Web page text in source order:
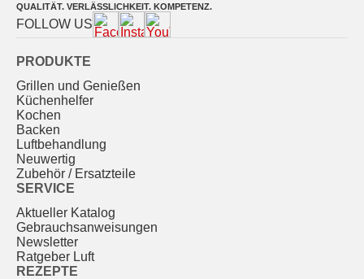
QUALITÄT. VERLÄSSLICHKEIT. KOMPETENZ.
FOLLOW US
PRODUKTE
Grillen und Genießen
Küchenhelfer
Kochen
Backen
Luftbehandlung
Neuwertig
Zubehör / Ersatzteile
SERVICE
Aktueller Katalog
Gebrauchs­anweisungen
Newsletter
Ratgeber Luft
REZEPTE